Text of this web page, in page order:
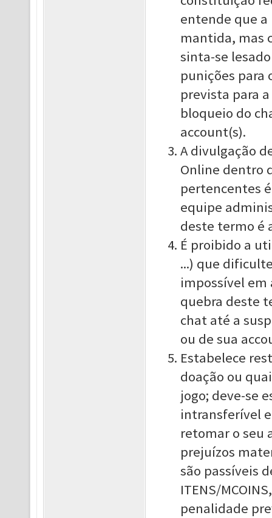
entende que a
mantida, mas
sinta-se
punições para
prevista para
bloqueio do
account(s).
A divulgação
Online dentro
pertencentes
equipe
deste termo é
É proibido a
...) que
impossível
quebra deste
chat até a
ou de sua
Estabelece
doação ou
jogo; deve-se
intransferível
retomar o seu
prejuízos
são passíveis
ITENS/
penalidade